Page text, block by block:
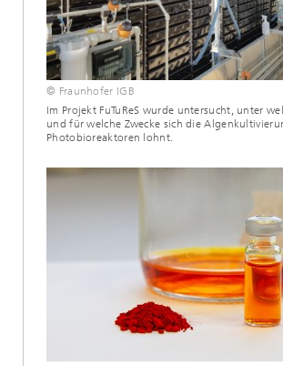
© Fraunhofer IGB
Im Projekt FuTuReS wurde untersucht, unter
und für welche Zwecke sich die
Photobioreaktoren lohnt.